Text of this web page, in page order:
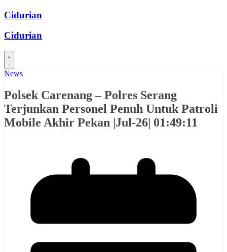
Skip
content
Cidurian
Cidurian
News
Polsek Carenang – Polres Serang
Terjunkan Personel Penuh Untuk Patroli
Mobile Akhir Pekan |Jul-26| 01:49:11